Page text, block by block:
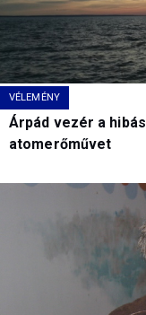
VÉLEMÉNY
Árpád vezér a
atomerőművet